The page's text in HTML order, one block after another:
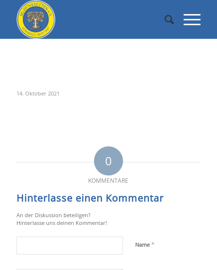
14. Oktober 2021
0
KOMMENTARE
Hinterlasse einen Kommentar
An der Diskussion beteiligen?
Hinterlasse uns deinen Kommentar!
Name *